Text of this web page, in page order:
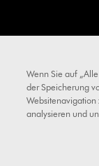
Wenn Sie auf
der Speicherung
Websitenavigation
analysieren und